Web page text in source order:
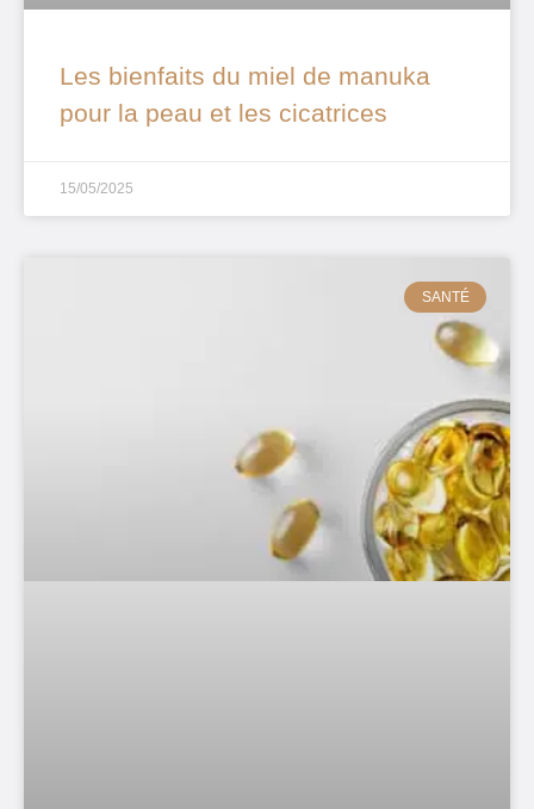
Les bienfaits du miel de manuka
pour la peau et les cicatrices
15/05/2025
SANTÉ